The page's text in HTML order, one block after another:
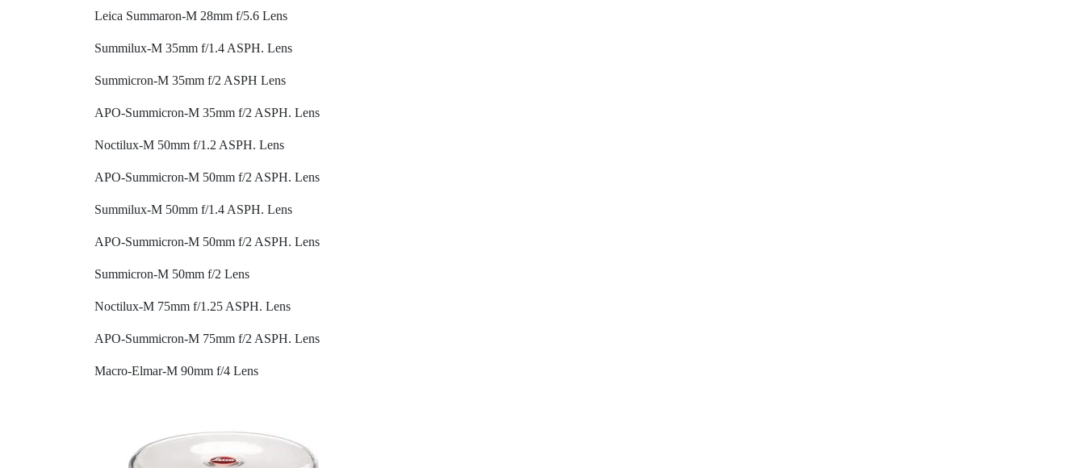
Leica Summaron-M 28mm f/5.6 Lens
Summilux-M 35mm f/1.4 ASPH. Lens
Summicron-M 35mm f/2 ASPH Lens
APO-Summicron-M 35mm f/2 ASPH. Lens
Noctilux-M 50mm f/1.2 ASPH. Lens
APO-Summicron-M 50mm f/2 ASPH. Lens
Summilux-M 50mm f/1.4 ASPH. Lens
APO-Summicron-M 50mm f/2 ASPH. Lens
Summicron-M 50mm f/2 Lens
Noctilux-M 75mm f/1.25 ASPH. Lens
APO-Summicron-M 75mm f/2 ASPH. Lens
Macro-Elmar-M 90mm f/4 Lens